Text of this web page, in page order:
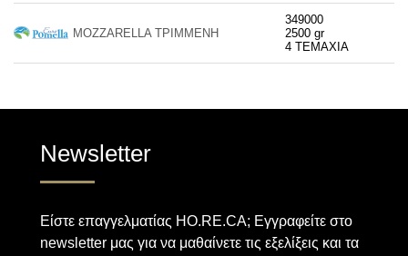
MOZZARELLA ΤΡΙΜΜΕΝΗ
349000
2500 gr
4 ΤΕΜΑΧΙΑ
Newsletter
Είστε επαγγελματίας HO.RE.CA; Εγγραφείτε στο
newsletter μας για να μαθαίνετε τις εξελίξεις και τα